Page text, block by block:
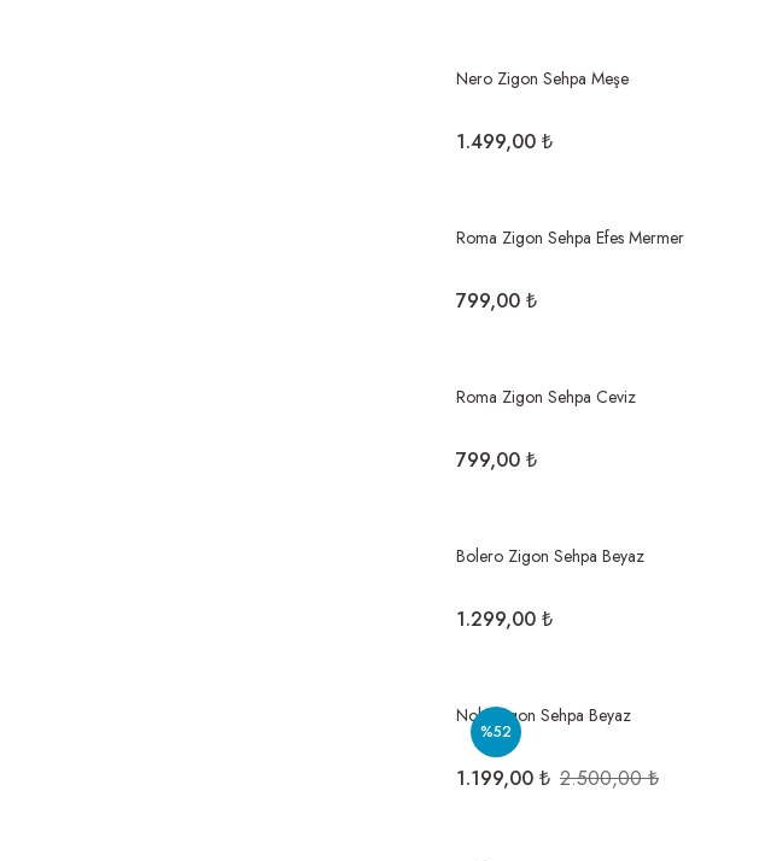
Nero Zigon Sehpa Meşe
1.499,00 ₺
Roma Zigon Sehpa Efes Mermer
799,00 ₺
Roma Zigon Sehpa Ceviz
799,00 ₺
Bolero Zigon Sehpa Beyaz
1.299,00 ₺
%52
Nola Zigon Sehpa Beyaz
1.199,00 ₺ 2.500,00 ₺